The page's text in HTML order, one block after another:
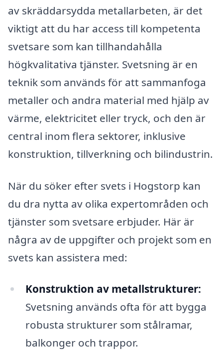
av skräddarsydda metallarbeten, är det
viktigt att du har access till kompetenta
svetsare som kan tillhandahålla
högkvalitativa tjänster. Svetsning är en
teknik som används för att sammanfoga
metaller och andra material med hjälp av
värme, elektricitet eller tryck, och den är
central inom flera sektorer, inklusive
konstruktion, tillverkning och bilindustrin.
När du söker efter svets i Hogstorp kan
du dra nytta av olika expertområden och
tjänster som svetsare erbjuder. Här är
några av de uppgifter och projekt som en
svets kan assistera med:
Konstruktion av metallstrukturer:
Svetsning används ofta för att bygga
robusta strukturer som stålramar,
balkonger och trappor.